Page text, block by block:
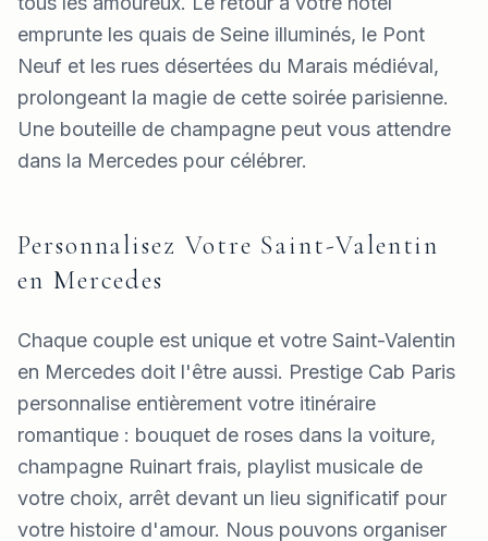
emprunte les quais de Seine illuminés, le Pont
Neuf et les rues désertées du Marais médiéval,
prolongeant la magie de cette soirée parisienne.
Une bouteille de champagne peut vous attendre
dans la Mercedes pour célébrer.
Personnalisez Votre Saint-Valentin
en Mercedes
Chaque couple est unique et votre Saint-Valentin
en Mercedes doit l'être aussi. Prestige Cab Paris
personnalise entièrement votre itinéraire
romantique : bouquet de roses dans la voiture,
champagne Ruinart frais, playlist musicale de
votre choix, arrêt devant un lieu significatif pour
votre histoire d'amour. Nous pouvons organiser